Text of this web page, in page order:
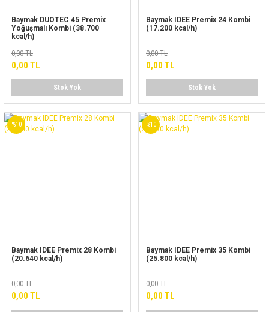
Baymak DUOTEC 45 Premix
Yoğuşmalı Kombi (38.700
kcal/h)
0,00 TL
0,00 TL
Stok Yok
Baymak IDEE Premix 24 Kombi
(17.200 kcal/h)
0,00 TL
0,00 TL
Stok Yok
%10
Baymak IDEE Premix 28 Kombi
(20.640 kcal/h)
0,00 TL
0,00 TL
%10
Baymak IDEE Premix 35 Kombi
(25.800 kcal/h)
0,00 TL
0,00 TL